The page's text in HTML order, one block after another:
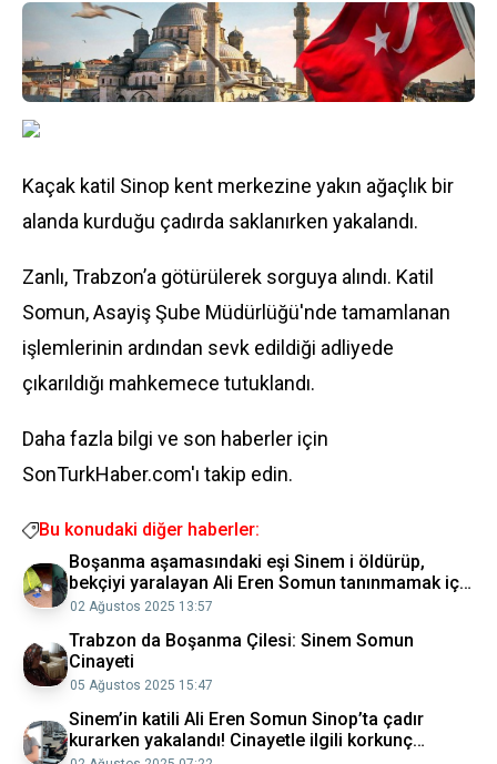
Kaçak katil Sinop kent merkezine yakın ağaçlık bir
alanda kurduğu çadırda saklanırken yakalandı.
Zanlı, Trabzon’a götürülerek sorguya alındı. Katil
Somun, Asayiş Şube Müdürlüğü'nde tamamlanan
işlemlerinin ardından sevk edildiği adliyede
çıkarıldığı mahkemece tutuklandı.
Daha fazla bilgi ve son haberler için
SonTurkHaber.com'ı takip edin.
Bu konudaki diğer haberler:
Boşanma aşamasındaki eşi Sinem i öldürüp,
bekçiyi yaralayan Ali Eren Somun tanınmamak için
saçlarını kazımış
02 Ağustos 2025 13:57
Trabzon da Boşanma Çilesi: Sinem Somun
Cinayeti
05 Ağustos 2025 15:47
Sinem’in katili Ali Eren Somun Sinop’ta çadır
kurarken yakalandı! Cinayetle ilgili korkunç